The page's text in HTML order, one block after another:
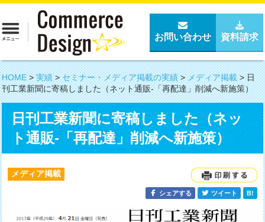
お問い合わせ 資料請求
HOME>実績>セミナー・メディア掲載の実績>メディア掲載>日
刊工業新聞に寄稿しました（ネット通販-「再配達」削減へ新施策）
日刊工業新聞に寄稿しました（ネッ
ト通販-「再配達」削減へ新施策）
メディア掲載
シェアする ツイート B!